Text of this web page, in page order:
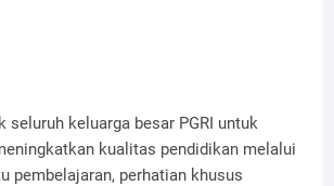
seluruh keluarga besar PGRI untuk
kualitas pendidikan melalui
pembelajaran, perhatian khusus